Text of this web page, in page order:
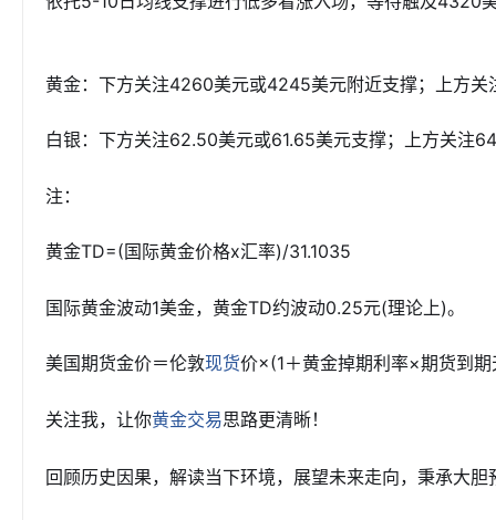
黄金：下方关注4260美元或4245美元附近支撑；上方
白银：下方关注62.50美元或61.65美元支撑；上方关注
注：
黄金TD=(国际黄金价格x汇率)/31.1035
国际黄金波动1美金，黄金TD约波动0.25元(理论上)。
美国期货金价＝伦敦现货价×(1＋黄金掉期利率×期货到
关注我，让你黄金交易思路更清晰！
回顾历史因果，解读当下环境，展望未来走向，秉承大